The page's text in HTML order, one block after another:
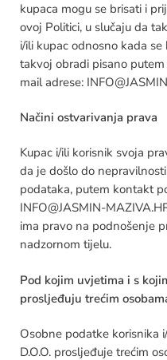
kupaca mogu se brisati i
ovoj Politici, u slučaju da
i/ili kupac odnosno kada
takvoj obradi pisano
mail adrese:
Načini ostvarivanja prava
Kupac i/ili korisnik svoja
da je došlo do
podataka, putem kontakt
INFO@JASMIN-
ima pravo na podnošenje
nadzornom tijelu.
Pod kojim uvjetima i s
prosljeđuju trećim
Osobne podatke korisnika
D.O.O. prosljeđuje trećim